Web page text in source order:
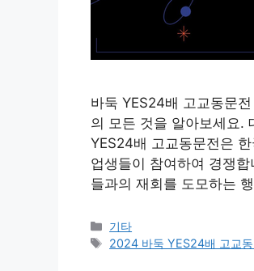
바둑 YES24배 고교동문
의 모든 것을 알아보세요.
YES24배 고교동문전은
업생들이 참여하여 경쟁
들과의 재회를 도모하는
Categories
기타
Tags
2024 바둑 YES24배 고교